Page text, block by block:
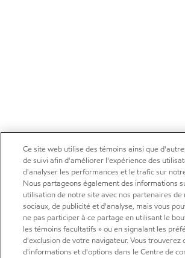
Ce site web utilise des témoins ainsi que
de suivi afin d'améliorer l'expérience des
d'analyser les performances et le trafic sur
Nous partageons également des informations
utilisation de notre site avec nos partenaires de
sociaux, de publicité et d'analyse, mais vous
ne pas participer à ce partage en utilisant le
les témoins facultatifs » ou en signalant les
d'exclusion de votre navigateur. Vous trouverez
d'informations et d'options dans le Centre de